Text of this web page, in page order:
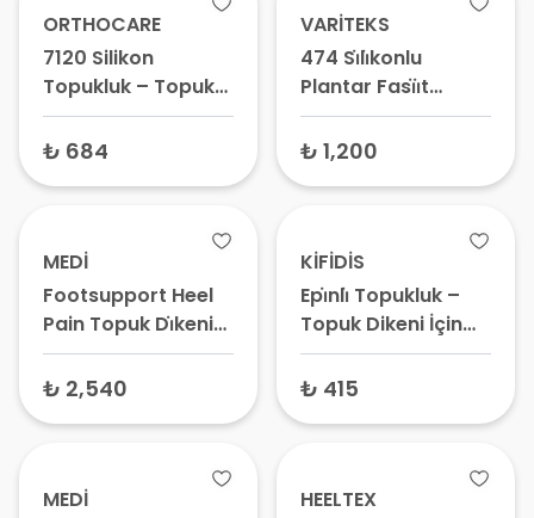
Ayakkabı Tabanı
ORTHOCARE
7120 Silikon
Topukluk – Topuk
Dikeni Yastığı,
Topuk Ağrısı Pedi
₺ 684
VARİTEKS
474 Si̇li̇konlu
Plantar Fasi̇i̇t
Desteği̇
₺ 1,200
MEDİ
Footsupport Heel
Pain Topuk Di̇keni
Tabanlık Pia74
₺ 2,540
KİFİDİS
Epi̇nli̇ Topukluk –
Topuk Dikeni İçin
Deri Topuk Yastığı,
Epin Kalkaneal
₺ 415
MEDİ
HEELTEX